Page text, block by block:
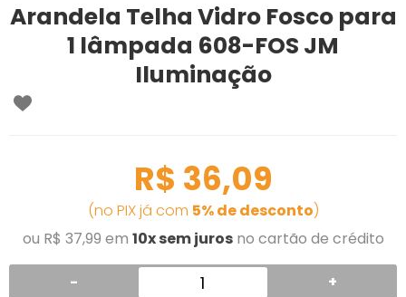
Arandela Telha Vidro Fosco para
1 lâmpada 608-FOS JM
Iluminação
R$ 36,09
(no PIX já com 5% de desconto)
ou R$ 37,99 em 10x sem jurosno cartão de crédito
- +